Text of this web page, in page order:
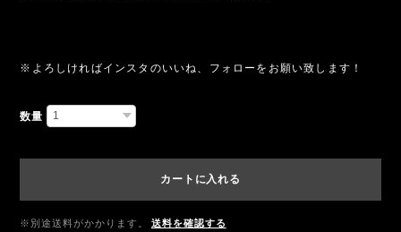
※よろしければインスタのいいね、フォローをお願い致します！
数量
カートに入れる
※別途送料がかかります。
送料を確認する